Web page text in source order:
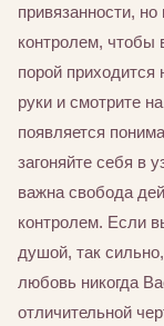
привязанности,
контролем, чтобы
порой приходится
руки и смотрите
появляется
загоняйте себя в
важна свобода
контролем. Если
душой, так
любовь никогда
отличительной